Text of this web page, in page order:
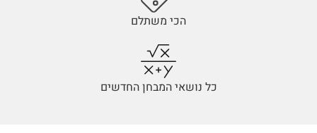
הכי משתלם
כל נושאי המבחן החדשים